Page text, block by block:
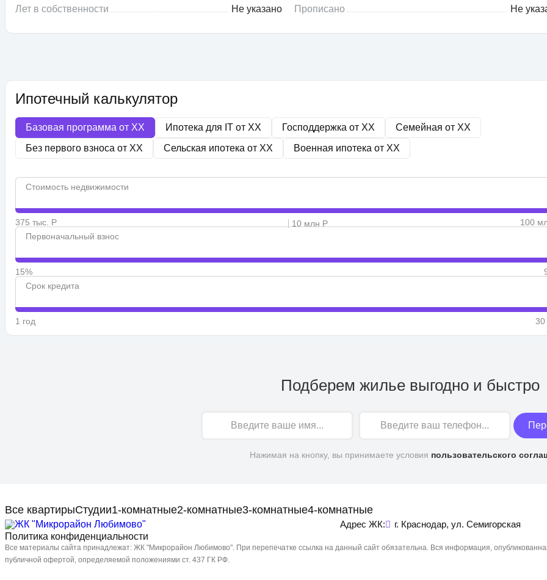
Лет в собственности
Не указано
Прописано
Не
Ипотечный калькулятор
Базовая программа от XX Ипотека для IT от XX Господдержка от XX Семейная от XX
Без первого взноса от XX Сельская ипотека от XX Военная ипотека от XX
Стоимость недвижимости
375 тыс. Р 10 млн Р
100
Первоначальный взнос
15%
Срок кредита
1 год 30
Подберем жилье выгодно и быстро
Нажимая на кнопку, вы принимаете условия пользовательского
Все квартирыСтудии1-комнатные2-комнатные3-комнатные4-комнатные
Адрес ЖК: г. Краснодар, ул. Семигорская
Политика конфиденциальности
Все материалы сайта принадлежат: ЖК "Микрорайон Любимово". При перепечатке ссылка на данный сайт обязательна. Вся информация,
публичной офертой, определяемой положениями ст. 437 ГК РФ.